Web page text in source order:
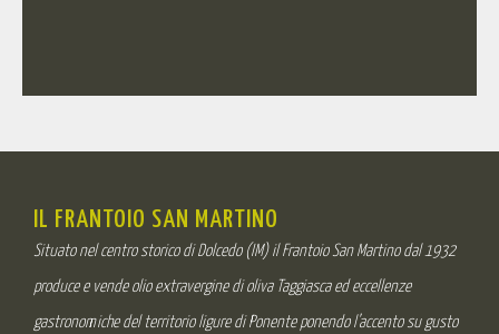
IL FRANTOIO SAN MARTINO
Situato nel centro storico di Dolcedo (IM) il Frantoio San Martino dal 1932
produce e vende olio extravergine di oliva Taggiasca ed eccellenze
gastronomiche del territorio ligure di Ponente ponendo l’accento su gusto